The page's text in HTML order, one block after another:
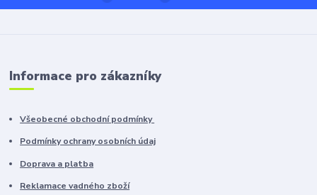
Informace pro zákazníky
Všeobecné obchodní podmínky
Podmínky ochrany osobních údaj
Doprava a platba
Reklamace vadného zboží